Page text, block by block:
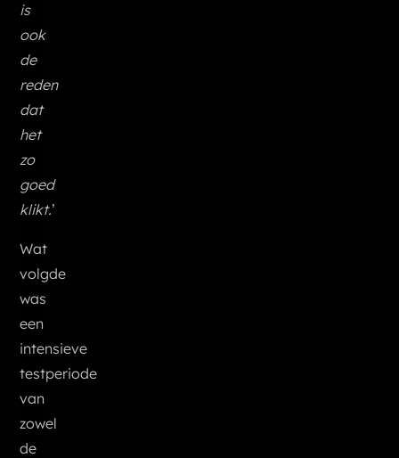
is
ook
de
reden
dat
het
zo
goed
klikt.’
Wat
volgde
was
een
intensieve
testperiode
van
zowel
de